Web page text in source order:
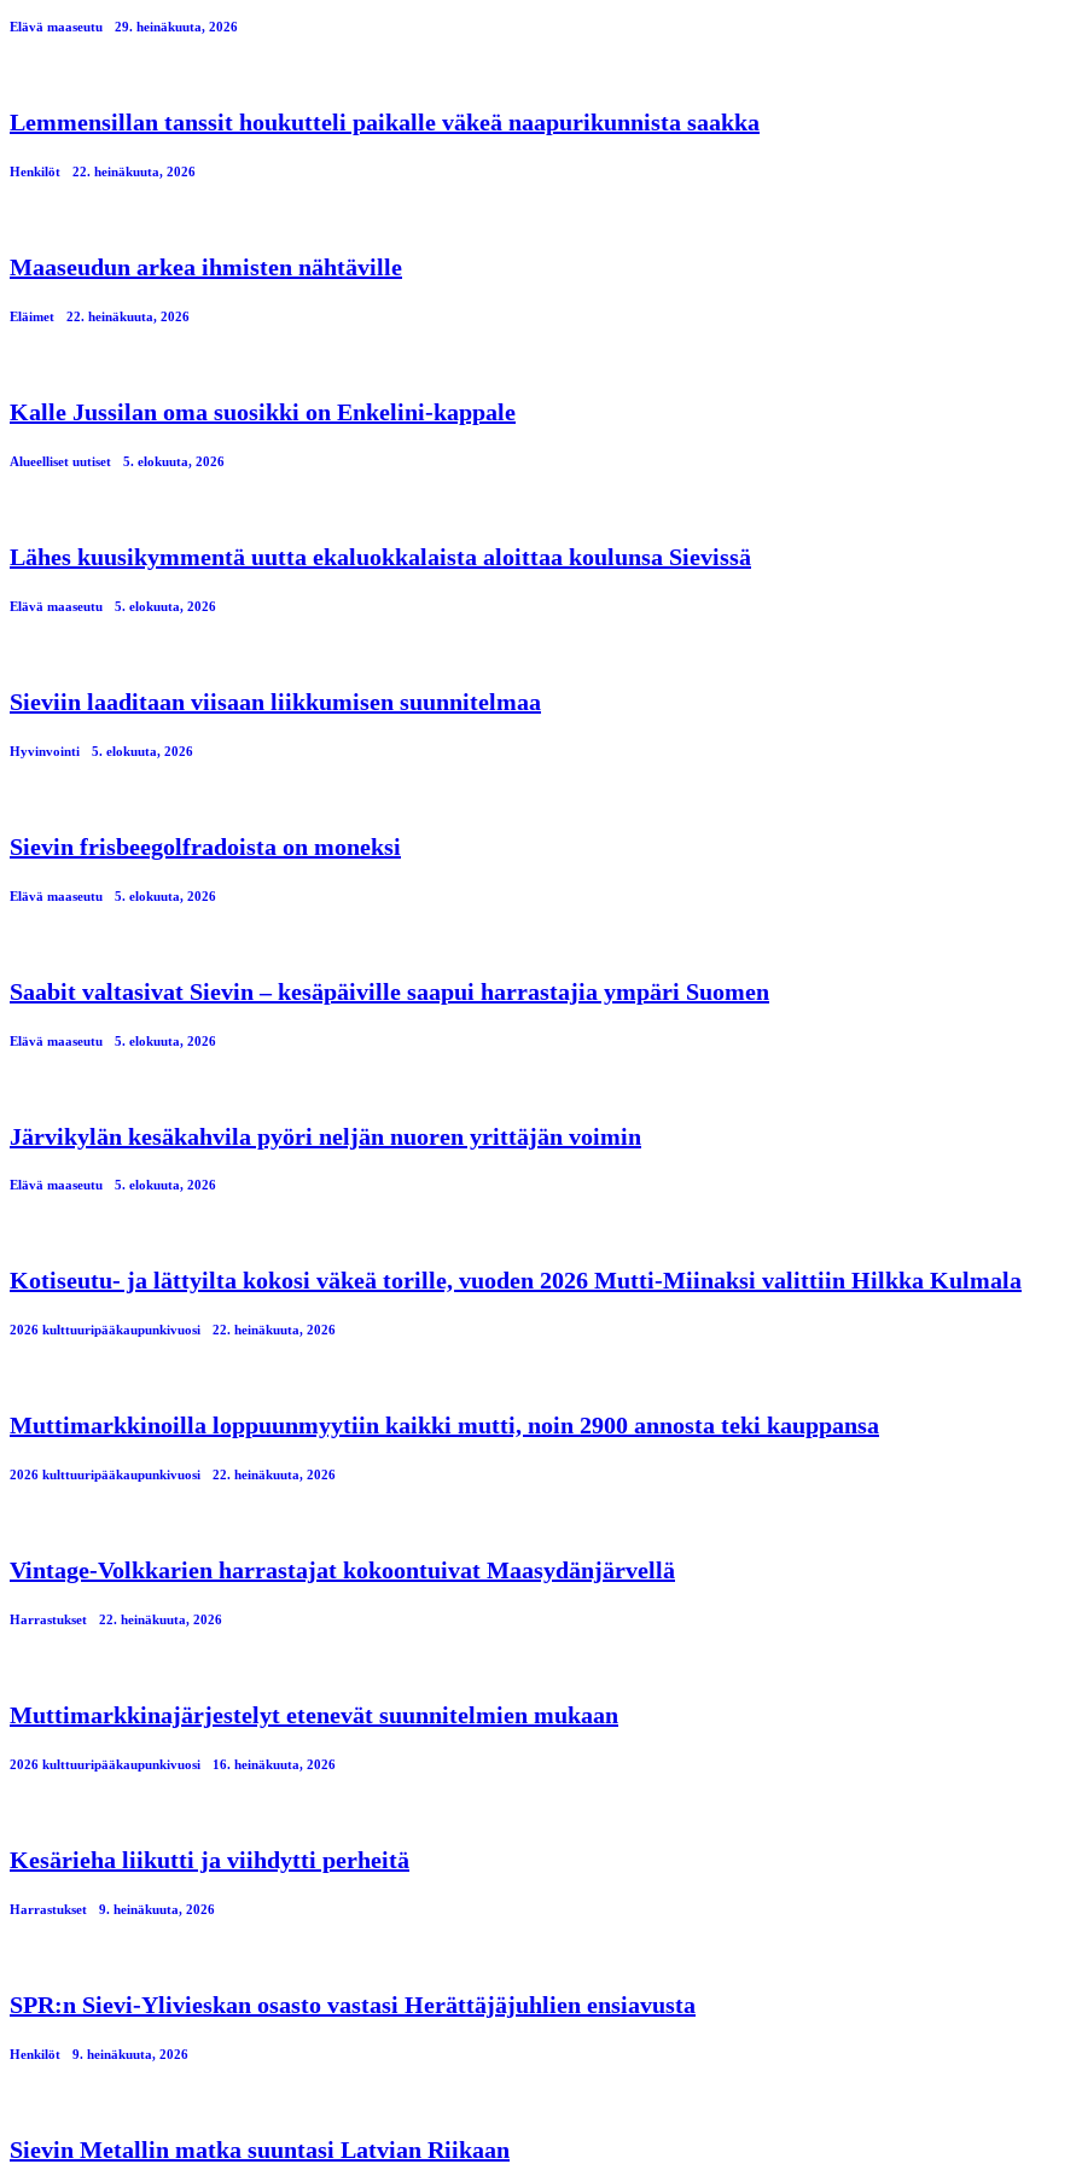
Elävä maaseutu 29. heinäkuuta, 2026
Lemmensillan tanssit houkutteli paikalle väkeä naapurikunnista saakka
Henkilöt 22. heinäkuuta, 2026
Maaseudun arkea ihmisten nähtäville
Eläimet 22. heinäkuuta, 2026
Kalle Jussilan oma suosikki on Enkelini-kappale
Alueelliset uutiset 5. elokuuta, 2026
Lähes kuusikymmentä uutta ekaluokkalaista aloittaa koulunsa Sievissä
Elävä maaseutu 5. elokuuta, 2026
Sieviin laaditaan viisaan liikkumisen suunnitelmaa
Hyvinvointi 5. elokuuta, 2026
Sievin frisbeegolfradoista on moneksi
Elävä maaseutu 5. elokuuta, 2026
Saabit valtasivat Sievin – kesäpäiville saapui harrastajia ympäri Suomen
Elävä maaseutu 5. elokuuta, 2026
Järvikylän kesäkahvila pyöri neljän nuoren yrittäjän voimin
Elävä maaseutu 5. elokuuta, 2026
Kotiseutu- ja lättyilta kokosi väkeä torille, vuoden 2026 Mutti-Miinaksi valittiin Hilkka Kulmala
2026 kulttuuripääkaupunkivuosi 22. heinäkuuta, 2026
Muttimarkkinoilla loppuunmyytiin kaikki mutti, noin 2900 annosta teki kauppansa
2026 kulttuuripääkaupunkivuosi 22. heinäkuuta, 2026
Vintage-Volkkarien harrastajat kokoontuivat Maasydänjärvellä
Harrastukset 22. heinäkuuta, 2026
Muttimarkkinajärjestelyt etenevät suunnitelmien mukaan
2026 kulttuuripääkaupunkivuosi 16. heinäkuuta, 2026
Kesärieha liikutti ja viihdytti perheitä
Harrastukset 9. heinäkuuta, 2026
SPR:n Sievi-Ylivieskan osasto vastasi Herättäjäjuhlien ensiavusta
Henkilöt 9. heinäkuuta, 2026
Sievin Metallin matka suuntasi Latvian Riikaan